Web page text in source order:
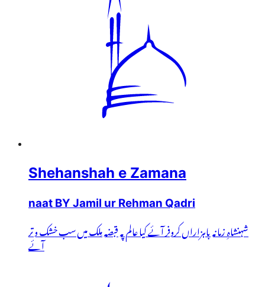
Shehanshah e Zamana
naat BY Jamil ur Rehman Qadri
شہنشاہِ زمانہ باہزاراں کروفر آئے کیا عالم پہ قبضہ مِلک میں سب خشک و تر
آئے